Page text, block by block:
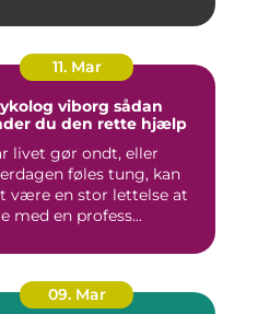
11. Mar
viborg sådan
du den rette hjælp
livet gør ondt, eller
føles tung, kan
være en stor lettelse at
med en profess...
09. Mar